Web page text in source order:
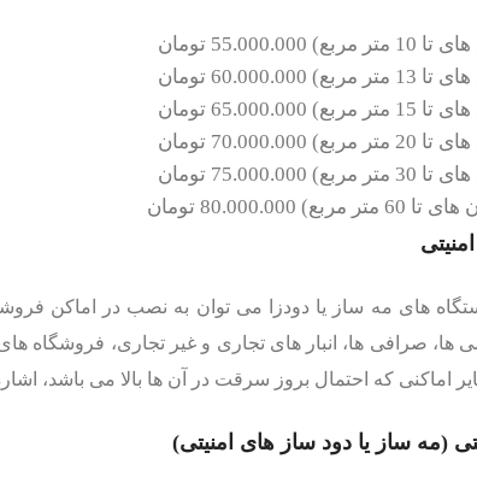
های مه ساز یا دودزا می توان به نصب در اماکن
ها، صرافی ها، انبار های تجاری و غیر تجاری، فروشگاه
اماکنی که احتمال بروز سرقت در آن ها بالا می باشد،
(مه ساز یا دود ساز های امنیتی)